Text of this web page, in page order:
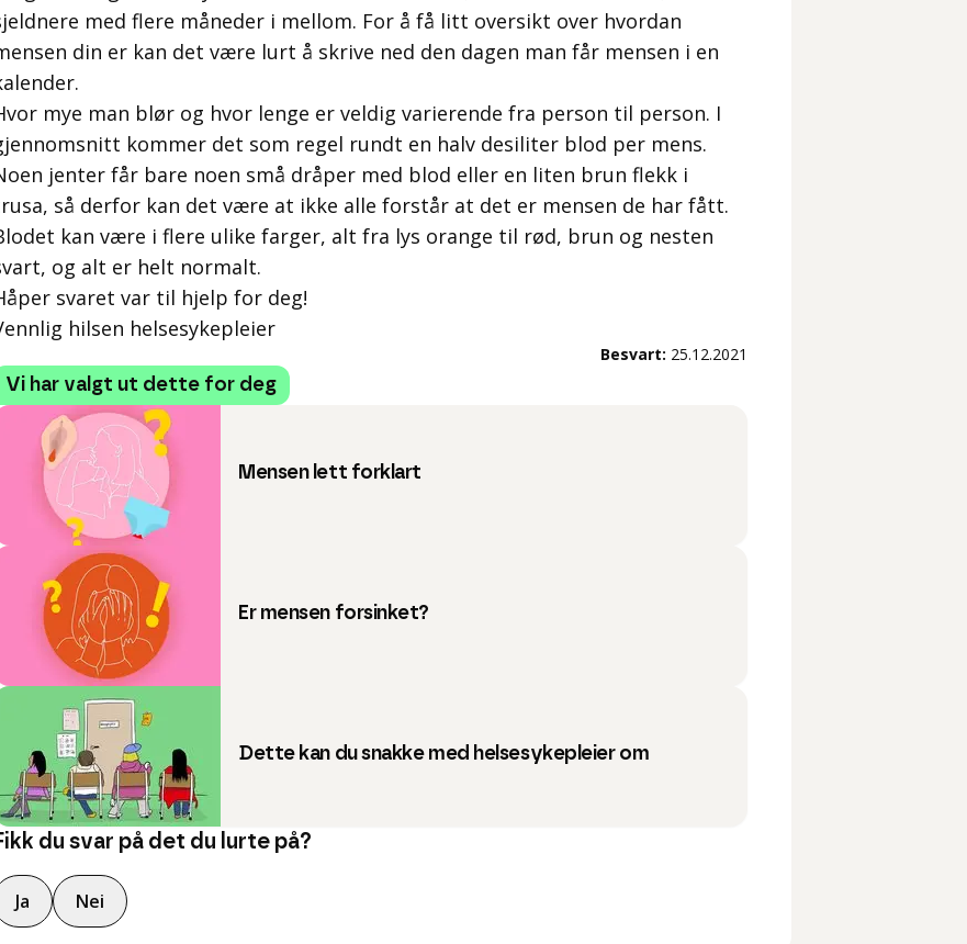
med flere måneder i mellom. For å få litt oversikt over hvordan
din er kan det være lurt å skrive ned den dagen man får mensen i en
mye man blør og hvor lenge er veldig varierende fra person til person. I
kommer det som regel rundt en halv desiliter blod per mens.
jenter får bare noen små dråper med blod eller en liten brun flekk i
så derfor kan det være at ikke alle forstår at det er mensen de har fått.
kan være i flere ulike farger, alt fra lys orange til rød, brun og nesten
og alt er helt normalt.
svaret var til hjelp for deg!
hilsen helsesykepleier
Besvart: 25.12.2021
Vi har valgt ut dette for deg
Mensen lett forklart
Er mensen forsinket?
Dette kan du snakke med helsesykepleier om
du svar på det du lurte på?
Ja Nei